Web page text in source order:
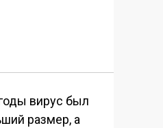
вирус был
размер, а